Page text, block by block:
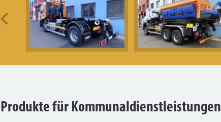
Previous
Produkte für Kommunaldienstleistungen